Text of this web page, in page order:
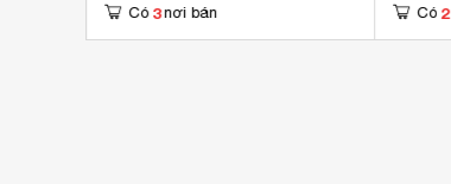
Có 3 nơi bán Có 2